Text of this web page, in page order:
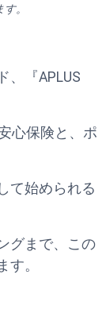
。
、『APLUS
心保険と、ポ
て始められる
グまで、この
す。